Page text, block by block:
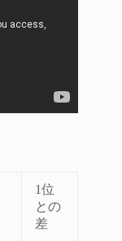
1位
との
差